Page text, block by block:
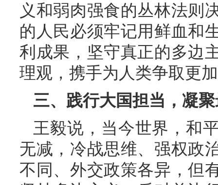
义和弱肉强食的丛林法则
的人民必须牢记用鲜血和
利成果，坚守真正的多边
理观，携手为人类争取更
三、践行大国担当，凝
王毅说，当今世界，和
无减，冷战思维、强权政
不同、外交政策各异，但